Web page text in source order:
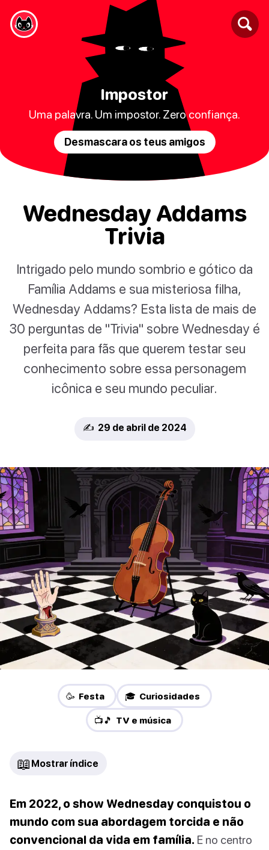
Impostor
Uma palavra. Um impostor. Zero confiança.
Desmascara os teus amigos
Wednesday Addams
Trivia
Intrigado pelo mundo sombrio e gótico da
Família Addams e sua misteriosa filha,
Wednesday Addams? Esta lista de mais de
30 perguntas de "Trivia" sobre Wednesday é
perfeita para fãs que querem testar seu
conhecimento sobre essa personagem
icônica e seu mundo peculiar.
✍️ 29 de abril de 2024
🥳 Festa 🎓 Curiosidades
📺🎵 TV e música
📖 Mostrar índice
Em 2022, o show Wednesday conquistou o
mundo com sua abordagem torcida e não
convencional da vida em família. E no centro